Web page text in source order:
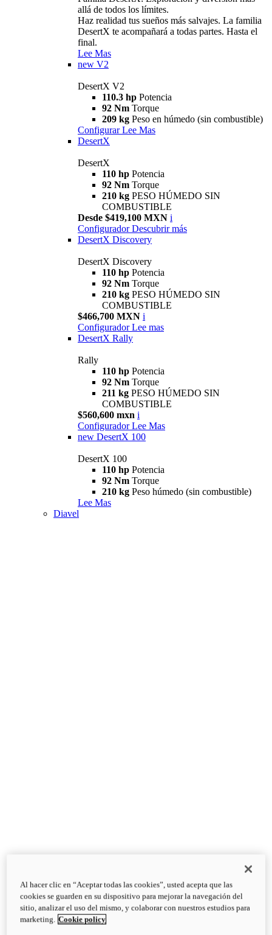
allá de todos los límites.
Haz realidad tus sueños más salvajes. La familia
DesertX te acompañará a todas partes. Hasta el
final.
Lee Mas
new V2
DesertX V2
110.3 hp Potencia
92 Nm Torque
209 kg Peso en húmedo (sin combustible)
Configurar Lee Mas
DesertX
DesertX
110 hp Potencia
92 Nm Torque
210 kg PESO HÚMEDO SIN
COMBUSTIBLE
Desde $419,100 MXN i
Configurador Descubrir más
DesertX Discovery
DesertX Discovery
110 hp Potencia
92 Nm Torque
210 kg PESO HÚMEDO SIN
COMBUSTIBLE
$466,700 MXN i
Configurador Lee mas
DesertX Rally
Rally
110 hp Potencia
92 Nm Torque
211 kg PESO HÚMEDO SIN
COMBUSTIBLE
$560,600 mxn i
Configurador Lee Mas
new DesertX 100
DesertX 100
110 hp Potencia
92 Nm Torque
210 kg Peso húmedo (sin combustible)
Lee Mas
Diavel
Diavel
V4
Diavel V4
Al hacer clic en “Aceptar todas las cookies”, usted acepta que las
cookies se guarden en su dispositivo para mejorar la navegación del
sitio, analizar el uso del mismo, y colaborar con nuestros estudios para
marketing. Cookie policy